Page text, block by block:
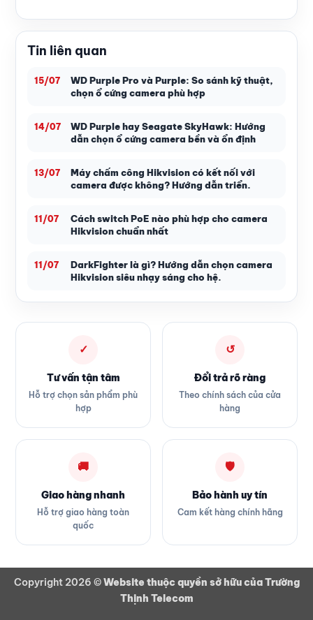
Tin liên quan
15/07
WD Purple Pro và Purple: So sánh kỹ thuật,
chọn ổ cứng camera phù hợp
14/07
WD Purple hay Seagate SkyHawk: Hướng
dẫn chọn ổ cứng camera bền và ổn định
13/07
Máy chấm công Hikvision có kết nối với
camera được không? Hướng dẫn triển.
11/07
Cách switch PoE nào phù hợp cho camera
Hikvision chuẩn nhất
11/07
DarkFighter là gì? Hướng dẫn chọn camera
Hikvision siêu nhạy sáng cho hệ.
✓
Tư vấn tận tâm
Hỗ trợ chọn sản phẩm phù
hợp
↺
Đổi trả rõ ràng
Theo chính sách của cửa
hàng
🚚
Giao hàng nhanh
Hỗ trợ giao hàng toàn
quốc
🛡
Bảo hành uy tín
Cam kết hàng chính hãng
Copyright 2026 ©Website thuộc quyền sở hữu của Trường
Thịnh Telecom